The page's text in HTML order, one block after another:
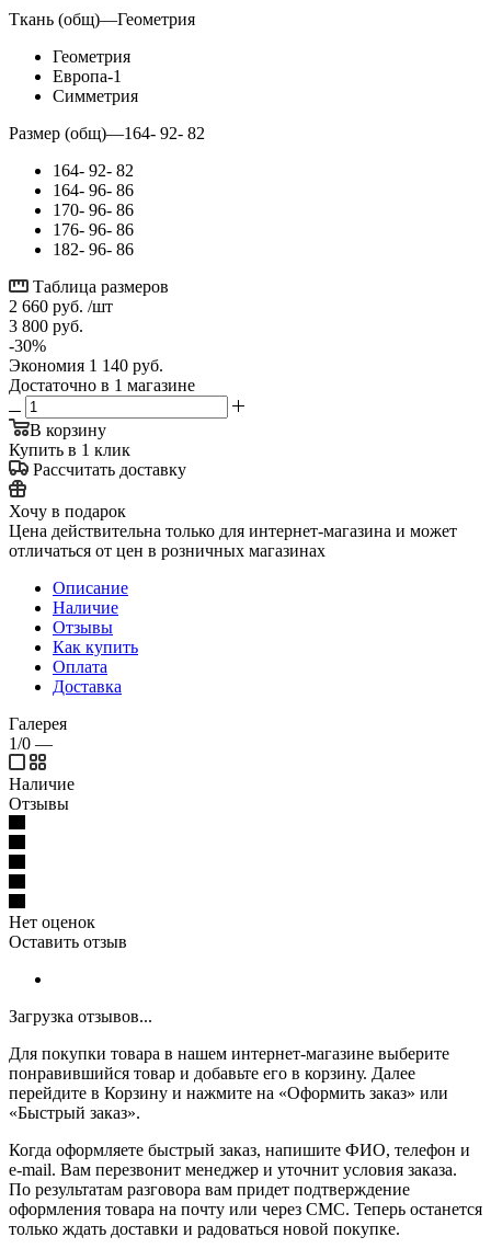
Ткань (общ)—Геометрия
Геометрия
Европа-1
Симметрия
Размер (общ)—164- 92- 82
164- 92- 82
164- 96- 86
170- 96- 86
176- 96- 86
182- 96- 86
Таблица размеров
2 660 руб. /шт
3 800 руб.
-30%
Экономия 1 140 руб.
Достаточно в 1 магазине
В корзину
Купить в 1 клик
Рассчитать доставку
Хочу в подарок
Цена действительна только для интернет-магазина и может
отличаться от цен в розничных магазинах
Описание
Наличие
Отзывы
Как купить
Оплата
Доставка
Галерея
1/0 —
Наличие
Отзывы
Нет оценок
Оставить отзыв
Загрузка отзывов...
Для покупки товара в нашем интернет-магазине выберите
понравившийся товар и добавьте его в корзину. Далее
перейдите в Корзину и нажмите на «Оформить заказ» или
«Быстрый заказ».
Когда оформляете быстрый заказ, напишите ФИО, телефон и
e-mail. Вам перезвонит менеджер и уточнит условия заказа.
По результатам разговора вам придет подтверждение
оформления товара на почту или через СМС. Теперь останется
только ждать доставки и радоваться новой покупке.